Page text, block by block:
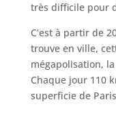
très difficile pour
C’est à partir de
trouve en ville,
mégapolisation,
Chaque jour 110
superficie de